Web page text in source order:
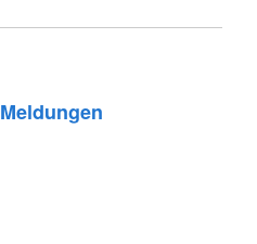
Meldungen